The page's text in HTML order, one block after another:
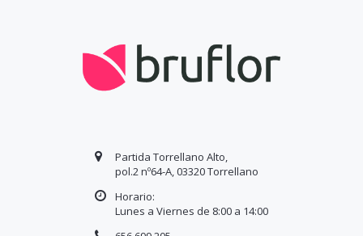
Partida Torrellano Alto,
pol.2 nº64-A, 03320 Torrellano
Horario:
Lunes a Viernes de 8:00 a 14:00